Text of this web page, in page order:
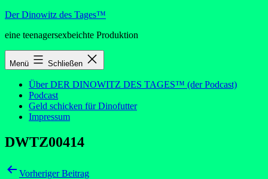
Zum
springen
Der Dinowitz des Tages™
eine teenagersexbeichte Produktion
Menü Schließen
Über DER DINOWITZ DES TAGES™ (der Podcast)
Podcast
Geld schicken für Dinofutter
Impressum
DWTZ00414
Beitragsnavigation
Vorheriger Beitrag